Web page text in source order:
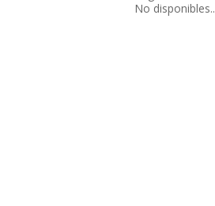
No disponibles..